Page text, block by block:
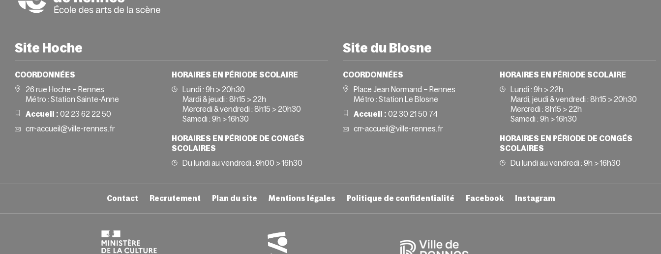
Site Hoche
COORDONNÉES
26 rue Hoche – Rennes
Métro : Station Sainte-Anne
Accueil : 02 23 62 22 50
crr-accueil@ville-rennes.fr
HORAIRES EN PÉRIODE SCOLAIRE
Lundi : 9h > 20h30
Mardi & jeudi : 8h15 > 22h
Mercredi & vendredi : 8h15 > 20h30
Samedi : 9h > 16h30
HORAIRES EN PÉRIODE DE CONGÉS
SCOLAIRES
Du lundi au vendredi : 9h00 > 16h30
Site du Blosne
COORDONNÉES
Place Jean Normand – Rennes
Métro : Station Le Blosne
Accueil : 02 30 21 50 74
crr-accueil@ville-rennes.fr
HORAIRES EN PÉRIODE SCOLAIRE
Lundi : 9h > 22h
Mardi, jeudi & vendredi : 8h15 > 20h30
Mercredi : 8h15 > 22h
Samedi : 9h > 16h30
HORAIRES EN PÉRIODE DE CONGÉS
SCOLAIRES
Du lundi au vendredi : 9h > 16h30
Contact Recrutement Plan du site Mentions légales Politique de confidentialité Facebook Instagram